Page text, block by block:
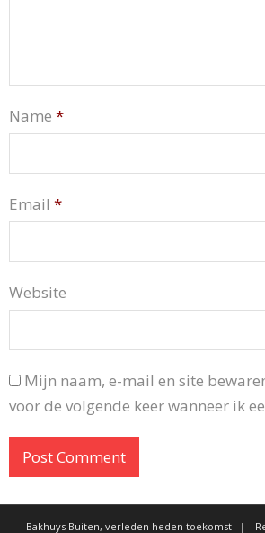
Name *
Email *
Website
Mijn naam, e-mail en site
voor de volgende keer wanneer ik
Bakhuys Buiten, verleden heden toekomst